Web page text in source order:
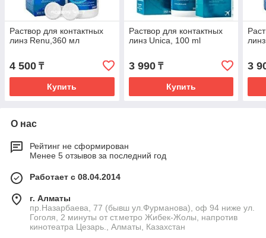
Раствор для контактных
линз Renu,360 мл
4 500 ₸
Купить
Раствор для контактных
линз Unica, 100 ml
3 990₸
Купить
3
О нас
Рейтинг не сформирован
Менее 5 отзывов за последний год
Работает с 08.04.2014
г. Алматы
пр.Назарбаева, 77 (бывш ул.Фурманова), оф 94 ниже ул.
Гоголя, 2 минуты от ст.метро Жибек-Жолы, напротив
кинотеатра Цезарь., Алматы, Казахстан